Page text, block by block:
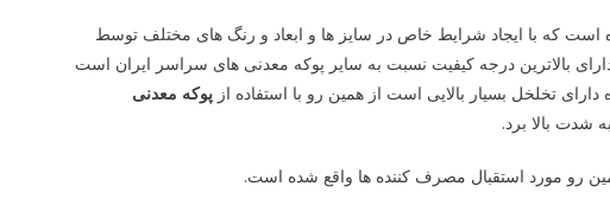
که با ایجاد شرایط خاص در سایز ها و ابعاد و رنگ های مختلف توسط
بالاترین درجه کیفیت نسبت به سایر پوکه معدنی های سراسر ایران است
تخلخل بسیار بالایی است از همین رو با استفاده از پوکه معدنی
شدت بالا برد.
رو مورد استقبال مصرف کننده ها واقع شده است.